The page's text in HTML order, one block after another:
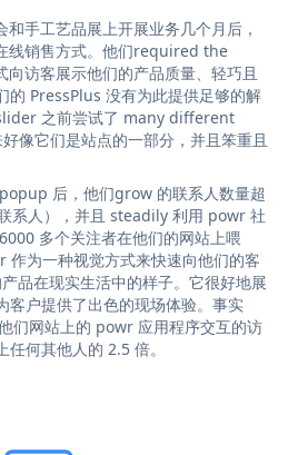
手工艺品展上开展业务几个月后，
线销售方式。他们required the
访客展示他们的产品质量、轻巧且
的 PressPlus 没有为此提供足够的解
之前尝试了 many different
像它们是站点的一部分，并且笨重且
后，他们grow 的联系人数量超
系人），并且 steadily 利用 powr 社
多个关注者在他们的网站上喂
为一种视觉方式来快速向他们的客
品在现实生活中的样子。它很好地展
客户提供了出色的现场体验。事实
们网站上的 powr 应用程序交互的访
何其他人的 2.5 倍。